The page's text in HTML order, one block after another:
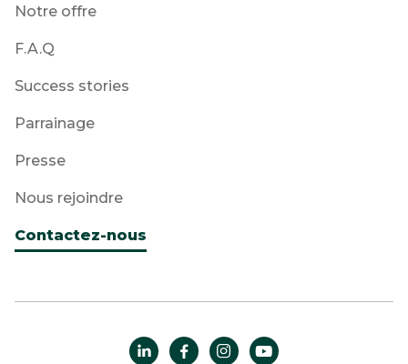
Notre offre
F.A.Q
Success stories
Parrainage
Presse
Nous rejoindre
Contactez-nous
   